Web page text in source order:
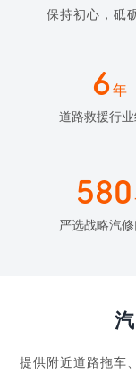
保持初心，砥
6年
道路救援行
580
严选战略汽
提供附近道路拖车